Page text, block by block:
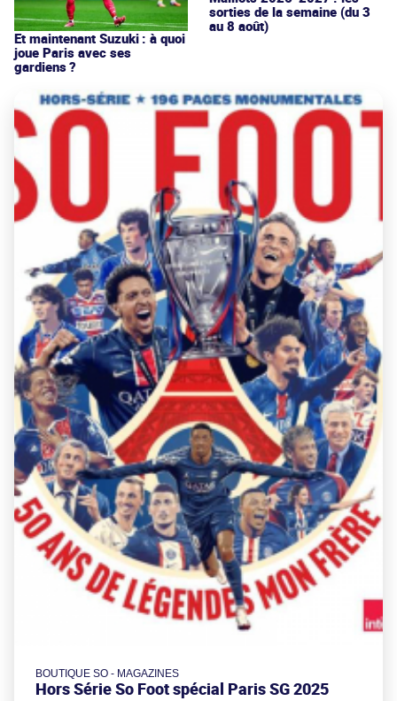
Et maintenant Suzuki : à quoi
joue Paris avec ses
gardiens ?
sorties de la semaine (du 3
au 8 août)
BOUTIQUE SO - MAGAZINES
Hors Série So Foot spécial Paris SG 2025